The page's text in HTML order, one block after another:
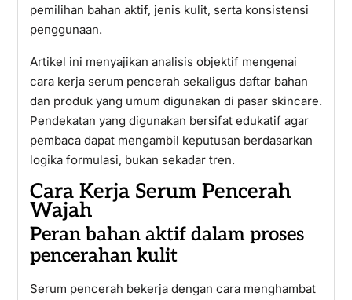
pemilihan bahan aktif, jenis kulit, serta konsistensi
penggunaan.
Artikel ini menyajikan analisis objektif mengenai
cara kerja serum pencerah sekaligus daftar bahan
dan produk yang umum digunakan di pasar skincare.
Pendekatan yang digunakan bersifat edukatif agar
pembaca dapat mengambil keputusan berdasarkan
logika formulasi, bukan sekadar tren.
Cara Kerja Serum Pencerah
Wajah
Peran bahan aktif dalam proses
pencerahan kulit
Serum pencerah bekerja dengan cara menghambat